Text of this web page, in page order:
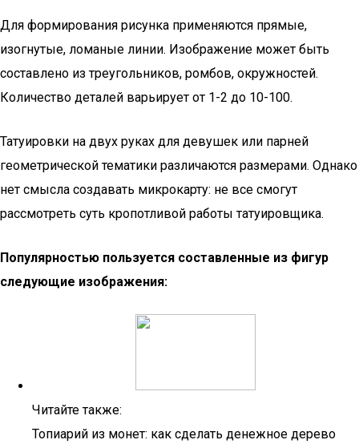
Для формирования рисунка применяются прямые,
изогнутые, ломаные линии. Изображение может быть
составлено из треугольников, ромбов, окружностей.
Количество деталей варьирует от 1-2 до 10-100.
Татуировки на двух руках для девушек или парней
геометрической тематики различаются размерами. Однако
нет смысла создавать микрокарту: не все смогут
рассмотреть суть кропотливой работы татуировщика.
Популярностью пользуется составленные из фигур
следующие изображения:
Читайте также:
Топиарий из монет: как сделать денежное дерево